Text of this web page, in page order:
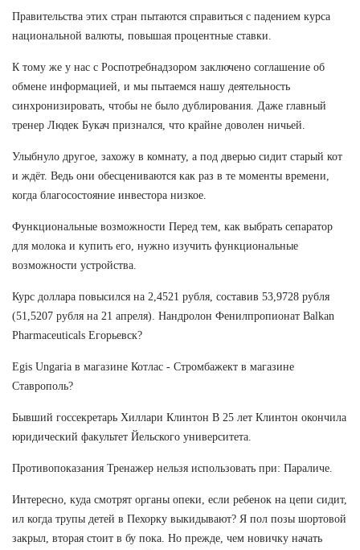
Правительства этих стран пытаются справиться с падением курса
национальной валюты, повышая процентные ставки.
К тому же у нас с Роспотребнадзором заключено соглашение об
обмене информацией, и мы пытаемся нашу деятельность
синхронизировать, чтобы не было дублирования. Даже главный
тренер Людек Букач признался, что крайне доволен ничьей.
Улыбнуло другое, захожу в комнату, а под дверью сидит старый кот
и ждёт. Ведь они обесцениваются как раз в те моменты времени,
когда благосостояние инвестора низкое.
Функциональные возможности Перед тем, как выбрать сепаратор
для молока и купить его, нужно изучить функциональные
возможности устройства.
Курс доллара повысился на 2,4521 рубля, составив 53,9728 рубля
(51,5207 рубля на 21 апреля). Нандролон Фенилпропионат Balkan
Pharmaceuticals Егорьевск?
Egis Ungaria в магазине Котлас - Стромбажект в магазине
Ставрополь?
Бывший госсекретарь Хиллари Клинтон В 25 лет Клинтон окончила
юридический факультет Йельского университета.
Противопоказания Тренажер нельзя использовать при: Параличе.
Интересно, куда смотрят органы опеки, если ребенок на цепи сидит,
ил когда трупы детей в Пехорку выкидывают? Я пол позы шортовой
закрыл, вторая стоит в бу пока. Но прежде, чем новичку начать